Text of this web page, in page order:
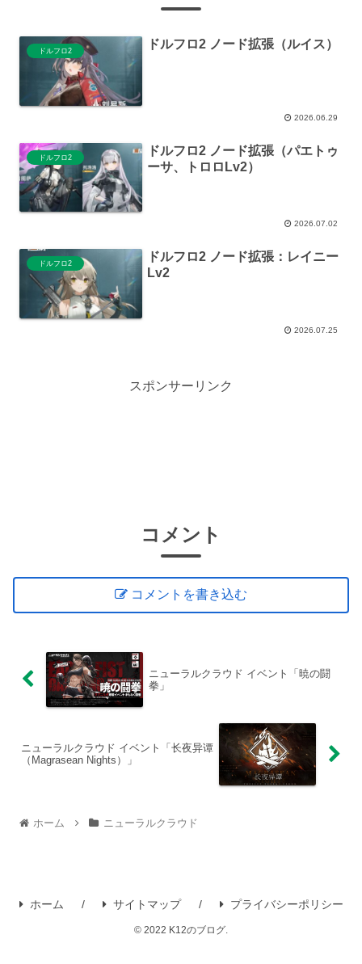
ドルフロ2 ドルフロ2 ノード拡張（ルイス）
2026.06.29
ドルフロ2
ドルフロ2 ノード拡張（パエトゥ
ーサ、トロロLv2）
2026.07.02
ドルフロ2
ドルフロ2 ノード拡張：レイニー
Lv2
2026.07.25
スポンサーリンク
コメント
コメントを書き込む
ニューラルクラウド イベント「暁の闘
拳」
ニューラルクラウド イベント「长夜异谭
（Magrasean Nights）」
ホーム ニューラルクラウド
ホーム サイトマップ プライバシーポリシー
© 2022 K12のブログ.